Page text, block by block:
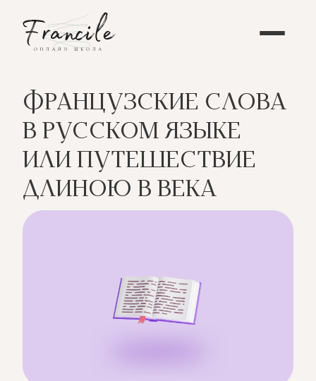
ФРАНЦУЗСКИЕ СЛОВА
В РУССКОМ ЯЗЫКЕ
ИЛИ ПУТЕШЕСТВИЕ
ДЛИНОЮ В ВЕКА